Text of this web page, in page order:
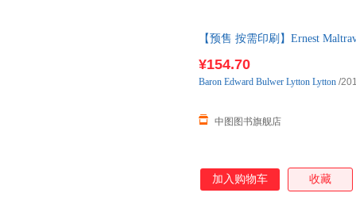
【预售 按需印刷】Ernest
¥154.70
中图图书旗舰店
Baron Edward Bulwer Lytton Lytton /
加入购物车 收藏